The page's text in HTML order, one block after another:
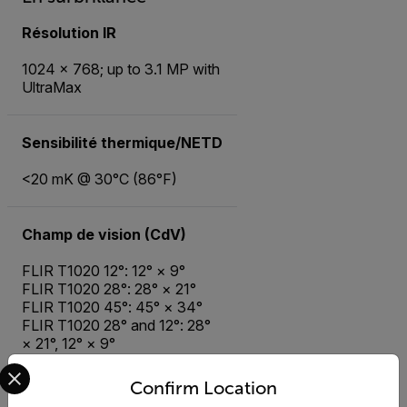
Résolution IR
1024 × 768; up to 3.1 MP with
UltraMax
Sensibilité thermique/NETD
<20 mK @ 30°C (86°F)
Champ de vision (CdV)
FLIR T1020 12°: 12° × 9°
FLIR T1020 28°: 28° × 21°
FLIR T1020 45°: 45° × 34°
FLIR T1020 28° and 12°: 28°
× 21°, 12° × 9°
FLIR T1020 28° and 45°: 28°
× 21° (28° lens), 45° × 34°
(45° lens)
Confirm Location
Select your preferred country and language from the